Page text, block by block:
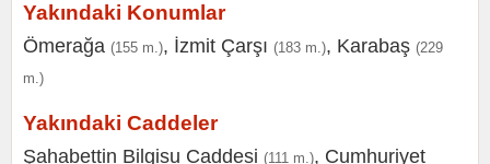
Yakındaki Konumlar
Ömerağa (155 m.), İzmit Çarşı (183 m.), Karabaş (229
m.)
Yakındaki Caddeler
Şahabettin Bilgisu Caddesi (111 m.), Cumhuriyet